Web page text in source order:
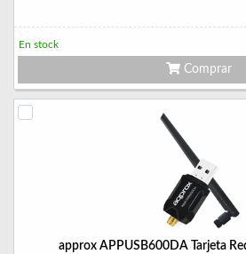
En stock
Comprar
approx APPUSB600DA Tarjeta